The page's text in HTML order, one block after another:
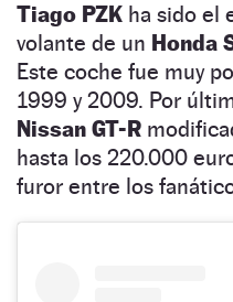
Tiago PZK ha sido el
volante de un Honda
Este coche fue muy
1999 y 2009. Por
Nissan GT-R
hasta los 220.000
furor entre los